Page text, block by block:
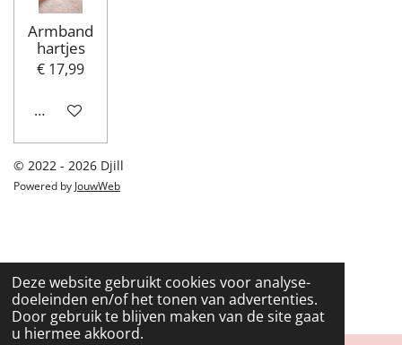
Deze website gebruikt cookies voor analyse-
doeleinden en/of het tonen van advertenties.
Door gebruik te blijven maken van de site gaat
u hiermee akkoord.
Armband
hartjes
€ 17,99
In winkelwagen
© 2022 - 2026 Djill
Powered by JouwWeb